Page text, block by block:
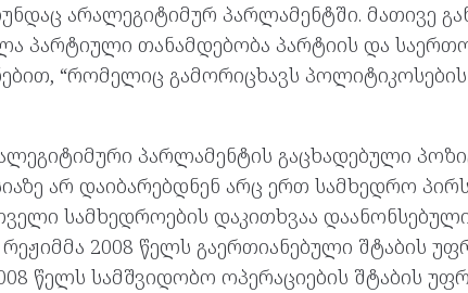
არალეგიტიმურ პარლამენტში. მათივე
პარტიული თანამდებობა პარტიის და
“რომელიც გამორიცხავს
პარლამენტის გაცხადებული
არ დაიბარებდნენ არც ერთ სამხედრო
სამხედროების დაკითხვაა
2008 წელს გაერთიანებული შტაბის
წელს სამშვიდობო ოპერაციების შტაბის